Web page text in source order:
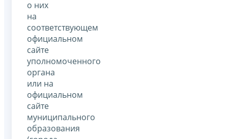
о них
на
соответствующем
официальном
сайте
уполномоченного
органа
или на
официальном
сайте
муниципального
образования